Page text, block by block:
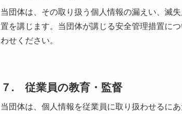
当団体は、その取り扱う個人情報の漏えい、滅
置を講じます。当団体が講じる安全管理措置に
わせください。
７. 従業員の教育・監督
当団体は、個人情報を従業員に取り扱わせるに